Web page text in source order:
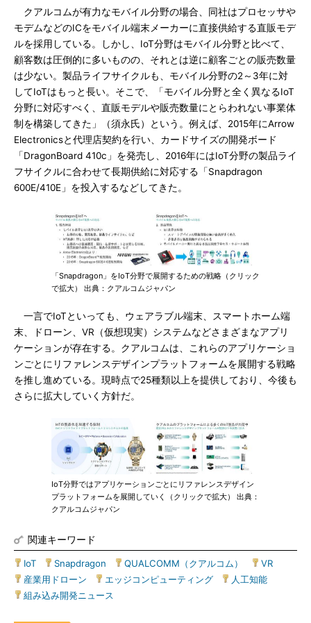
クアルコムが有力なモバイル分野の場合、同社はプロセッサや
モデムなどのICをモバイル端末メーカーに直接供給する直販モデ
ルを採用している。しかし、IoT分野はモバイル分野と比べて、
顧客数は圧倒的に多いものの、それとは逆に顧客ごとの販売数量
は少ない。製品ライフサイクルも、モバイル分野の2～3年に対
してIoTはもっと長い。そこで、「モバイル分野と全く異なるIoT
分野に対応すべく、直販モデルや販売数量にとらわれない事業体
制を構築してきた」（須永氏）という。例えば、2015年にArrow
Electronicsと代理店契約を行い、カードサイズの開発ボード
「DragonBoard 410c」を発売し、2016年にはIoT分野の製品ライ
フサイクルに合わせて長期供給に対応する「Snapdragon
600E/410E」を投入するなどしてきた。
「Snapdragon」をIoT分野で展開するための戦略（クリック
で拡大） 出典：クアルコムジャパン
一言でIoTといっても、ウェアラブル端末、スマートホーム端
末、ドローン、VR（仮想現実）システムなどさまざまなアプリ
ケーションが存在する。クアルコムは、これらのアプリケーショ
ンごとにリファレンスデザインプラットフォームを展開する戦略
を推し進めている。現時点で25種類以上を提供しており、今後も
さらに拡大していく方針だ。
IoT分野ではアプリケーションごとにリファレンスデザイン
プラットフォームを展開していく（クリックで拡大） 出典：
クアルコムジャパン
関連キーワード
IoT Snapdragon QUALCOMM（クアルコム） VR
産業用ドローン
エッジコンピューティング 人工知能
組み込み開発ニュース